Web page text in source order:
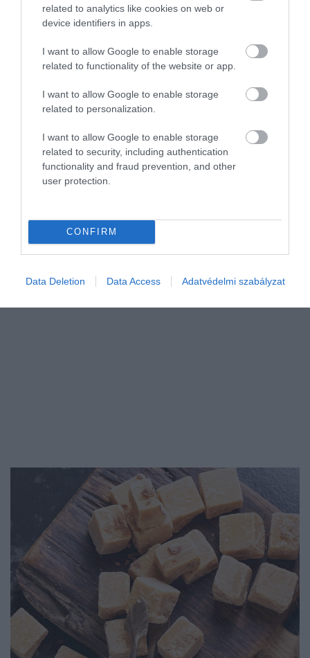
related to analytics like cookies on web or
device identifiers in apps.
I want to allow Google to enable storage
related to functionality of the website or app.
I want to allow Google to enable storage
related to personalization.
I want to allow Google to enable storage
related to security, including authentication
functionality and fraud prevention, and other
user protection.
CONFIRM
Data Deletion Data Access Adatvédelmi szabályzat
Ha utazást tervezünk, a látnivalók
jó vacsora, egy karakteres helyi konyha
vagy egy izgalmas új gasztroirány
legalább ennyire meghatározó lehet. A
Michelin Guide friss válogatása pontosan
erre épít: a kalauz közzétette azt a 16…
Ezek lesznek a világ
gasztrofővárosai 2026-ban a
Michelin…